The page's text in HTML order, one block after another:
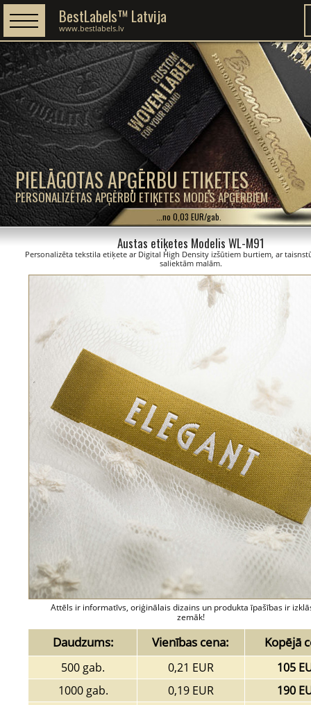
PIELĀGOTAS APĢĒRBU ETIĶETES
PERSONALIZĒTAS APĢĒRBU ETIĶETES MODES APĢĒRBIEM
BestLabels™ Latvija
www.bestlabels.lv
...no 0,03 EUR/gab.
Austas etiķetes Modelis WL-M91
Personalizēta tekstila etiķete ar Digital High Density izšūtiem burtiem, ar
saliektām malām.
Attēls ir informatīvs, oriģinālais dizains un produkta īpašības ir
zemāk!
Daudzums: Vienības cena: Kopējā
500 gab. 0,21 EUR
105
1000 gab.
0,19 EUR
190